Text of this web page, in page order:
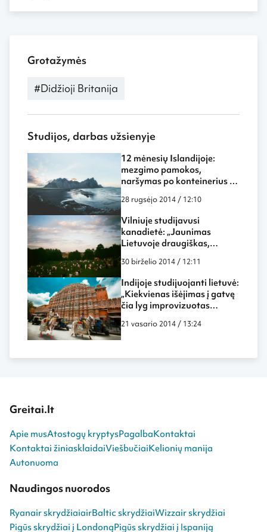
Grotažymės
#Didžioji Britanija
Studijos, darbas užsienyje
12 mėnesių Islandijoje:
mezgimo pamokos,
naršymas po konteinerius ir
mokytojos praktika
28 rugsėjo 2014 / 12:10
Vilniuje studijavusi
kanadietė: „Jaunimas
Lietuvoje draugiškas,
30 birželio 2014 / 12:11
Indijoje studijuojanti lietuvė:
„Kiekvienas išėjimas į gatvę
čia lyg improvizuotas
spektaklis“
21 vasario 2014 / 13:24
Greitai.lt
Apie musAtostogų kryptysPagalbaKontaktai
Kontaktai žiniasklaidaiViešbučiaiKelionių manija
Autonuoma
Naudingos nuorodos
Ryanair skrydžiaiairBaltic skrydžiaiWizzair skrydžiai
Pigūs skrydžiai į LondonąPigūs skrydžiai į Ispaniją